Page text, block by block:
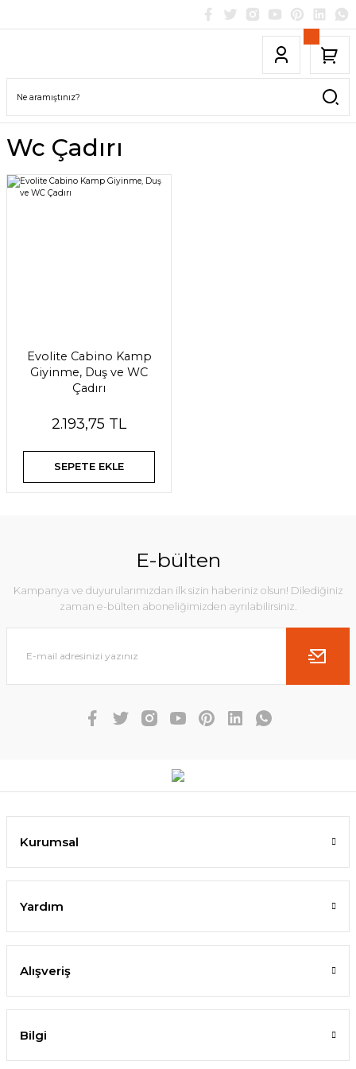
Wc Çadırı
Evolite Cabino Kamp
Giyinme, Duş ve WC
Çadırı
2.193,75 TL
SEPETE EKLE
E-bülten
Kampanya ve duyurularımızdan ilk sizin haberiniz olsun! Dilediğiniz
zaman e-bülten aboneliğimizden ayrılabilirsiniz.
Kurumsal
Yardım
Alışveriş
Bilgi